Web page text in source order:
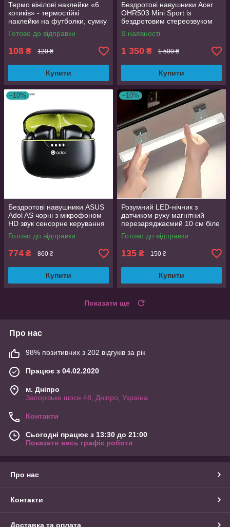
Термо вінілові наклейки «6
котиків» - термостійкі
наклейки на футболки, сумку
Готово до відправки
108 ₴ 120 ₴
Купити
Бездротові навушники Acer
OHR503 Mini Sport із
бездротовим стереозвуком
Grey
В наявності
1 350 ₴ 1 500 ₴
Купити
–10%
Бездротові навушники ASUS
Adol AS чорні з мікрофоном
HD звук сенсорне керування
35 годин автономності
Готово до відправки
774 ₴ 860 ₴
Купити
–10%
Розумний LED-нічник з
датчиком руху магнітний
перезаряджаємий 10 см біле
світло
Готово до відправки
135 ₴ 150 ₴
Купити
Показати ще
Про нас
98% позитивних з 202 відгуків за рік
Працює з 04.02.2020
м. Дніпро
Запорізьке шосе 48, Дніпро, Україна
Контакти
Сьогодні працює з 13:30 до 21:00
Показати весь графік роботи
Про нас
Контакти
Доставка та оплата